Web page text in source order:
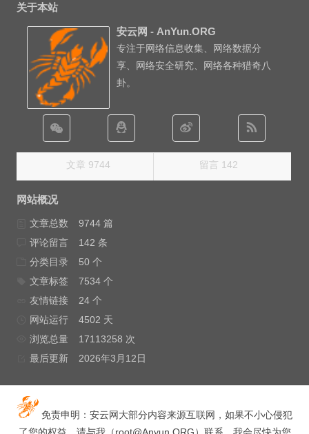
关于本站
安云网 - AnYun.ORG
专注于网络信息收集、网络数据分
享、网络安全研究、网络各种猎奇八
卦。
文章 9744 留言 142
网站概况
文章总数
9744 篇
评论留言
142 条
分类目录
50 个
文章标签
7534 个
友情链接
24 个
网站运行
4502 天
浏览总量
17113258 次
最后更新
2026年3月12日
免责申明：安云网大部分内容来源互联网，如果不小心侵犯